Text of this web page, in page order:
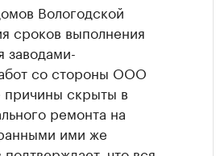
Вологодской
сроков выполнения
заводами-
со стороны ООО
причины скрыты в
ремонта на
ими же